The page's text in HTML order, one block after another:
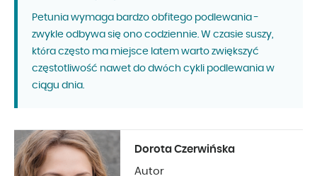
Petunia wymaga bardzo obfitego podlewania -
zwykle odbywa się ono codziennie. W czasie suszy,
która często ma miejsce latem warto zwiększyć
częstotliwość nawet do dwóch cykli podlewania w
ciągu dnia.
Dorota Czerwińska
Autor